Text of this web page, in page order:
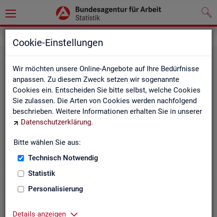
Cookie-Einstellungen
Wir möchten unsere Online-Angebote auf Ihre Bedürfnisse
anpassen. Zu diesem Zweck setzen wir sogenannte
Cookies ein. Entscheiden Sie bitte selbst, welche Cookies
Sie zulassen. Die Arten von Cookies werden nachfolgend
beschrieben. Weitere Informationen erhalten Sie in unserer
Datenschutzerklärung.
Bitte wählen Sie aus:
Technisch Notwendig
Statistik
Personalisierung
Details anzeigen
Ge­set­ze und Ver­ord­nun­gen
Die Gesetze und Verordnungen, die der Arbeit der
Statistik der BA zugrunde liegen, finden Sie hier.